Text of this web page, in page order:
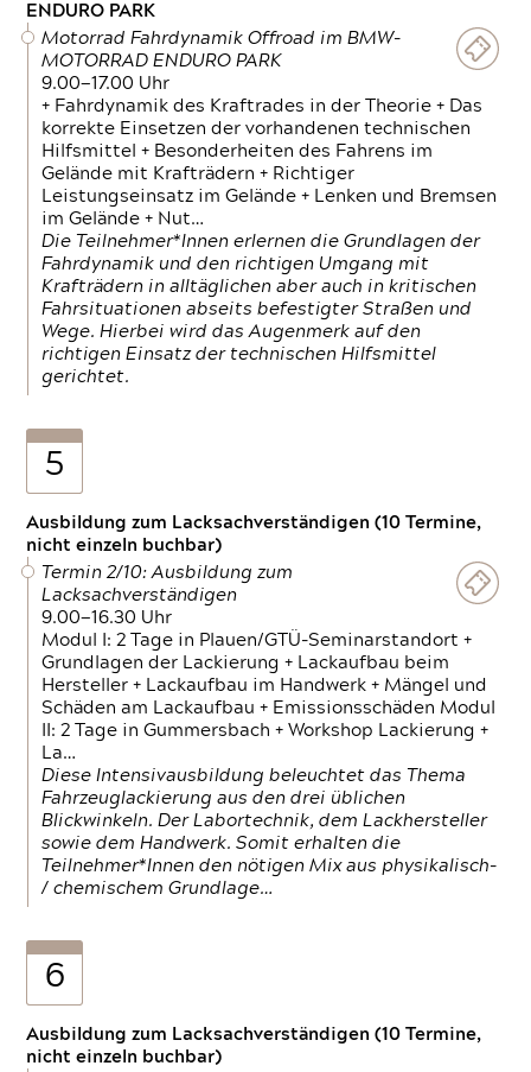
ENDURO PARK
Motorrad Fahrdynamik Offroad im BMW-
MOTORRAD ENDURO PARK
9.00—17.00 Uhr
+ Fahrdynamik des Kraftrades in der Theorie + Das
korrekte Einsetzen der vorhandenen technischen
Hilfsmittel + Besonderheiten des Fahrens im
Gelände mit Krafträdern + Richtiger
Leistungseinsatz im Gelände + Lenken und Bremsen
im Gelände + Nut…
Die Teilnehmer*Innen erlernen die Grundlagen der
Fahrdynamik und den richtigen Umgang mit
Krafträdern in alltäglichen aber auch in kritischen
Fahrsituationen abseits befestigter Straßen und
Wege. Hierbei wird das Augenmerk auf den
richtigen Einsatz der technischen Hilfsmittel
gerichtet.
5
Ausbildung zum Lacksachverständigen (10 Termine,
nicht einzeln buchbar)
Termin 2/10: Ausbildung zum
Lacksachverständigen
9.00—16.30 Uhr
Modul I: 2 Tage in Plauen/GTÜ-Seminarstandort +
Grundlagen der Lackierung + Lackaufbau beim
Hersteller + Lackaufbau im Handwerk + Mängel und
Schäden am Lackaufbau + Emissionsschäden Modul
II: 2 Tage in Gummersbach + Workshop Lackierung +
La…
Diese Intensivausbildung beleuchtet das Thema
Fahrzeuglackierung aus den drei üblichen
Blickwinkeln. Der Labortechnik, dem Lackhersteller
sowie dem Handwerk. Somit erhalten die
Teilnehmer*Innen den nötigen Mix aus physikalisch-
/ chemischem Grundlage…
6
Ausbildung zum Lacksachverständigen (10 Termine,
nicht einzeln buchbar)